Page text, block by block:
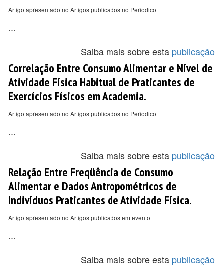
Artigo apresentado no Artigos publicados no Periodico
...
Saiba mais sobre esta publicação
Correlação Entre Consumo Alimentar e Nível de
Atividade Física Habitual de Praticantes de
Exercícios Físicos em Academia.
Artigo apresentado no Artigos publicados no Periodico
...
Saiba mais sobre esta publicação
Relação Entre Freqüência de Consumo
Alimentar e Dados Antropométricos de
Indivíduos Praticantes de Atividade Física.
Artigo apresentado no Artigos publicados em evento
...
Saiba mais sobre esta publicação